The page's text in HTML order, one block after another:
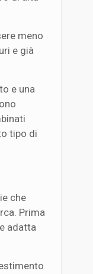
meno
e già
e una
tipo di
che
Prima
adatta